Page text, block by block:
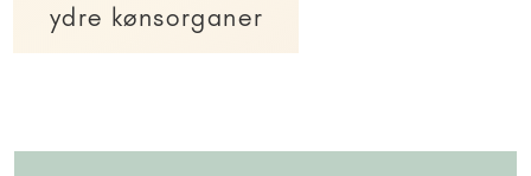
ydre kønsorganer